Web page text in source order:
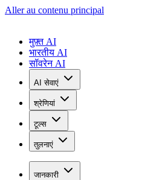
Aller au contenu principal
मुफ़्त AI
भारतीय AI
सॉवरेन AI
AI सेवाएं
श्रेणियां
टूल्स
तुलनाएं
जानकारी